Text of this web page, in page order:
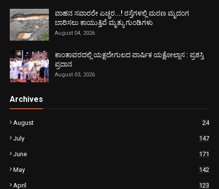
ವಾಹನ ಸವಾರರೇ ಎಚ್ಚರ...! ರಸ್ತೆಗಳಲ್ಲಿ ಮರಣ ಮೃದಂಗ
ಬಾರಿಸಲು ಕಾಯುತ್ತಿವೆ ಮೃತ್ಯು ಗುಂಡಿಗಳು
August 04, 2026
ಕಾಂತಾವರದಲ್ಲಿ ಯಕ್ಷದೇಗುಲದ ವಾರ್ಷಿಕ ಯಕ್ಷೋಲ್ಲಾಸ : ಪ್ರಶಸ್ತಿ
ಪ್ರದಾನ
August 03, 2026
Archives
August 24
July 147
June 171
May 142
April 123